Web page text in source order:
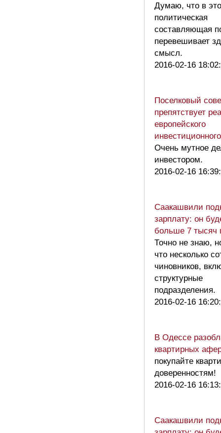
Думаю, что в
политическая
составляющая
перевешивает
смысл.
2016-02-16
Поселковый
препятствует
европейского
Очень мутное
инвестором.
2016-02-16
Саакашвили
зарплату: он
больше 7 тысяч
Точно не знаю,
что несколько
чиновников,
структурные
подразделения.
2016-02-16
В Одессе
квартирных
покупайте
доверенностям!
2016-02-16
Саакашвили